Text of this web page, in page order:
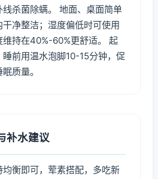
杀菌除螨。 地面、桌面简单
净整洁；湿度偏低时可使用
持在40%-60%更舒适。 起
前用温水泡脚10-15分钟，促
质量。
补水建议
衡即可，荤素搭配，多吃新